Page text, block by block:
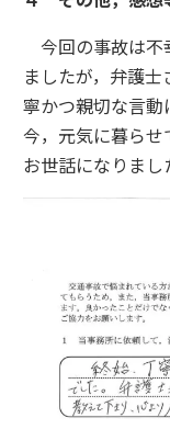
今回の事故は不
ましたが，弁護
寧かつ親切な言動
今，元気に暮ら
お世話になりまし